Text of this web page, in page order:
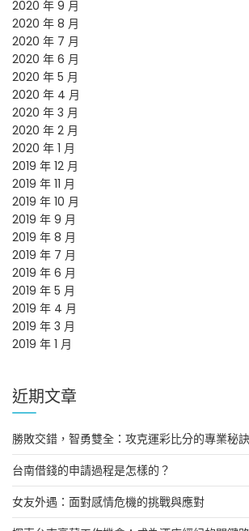
2020 年 9 月
2020 年 8 月
2020 年 7 月
2020 年 6 月
2020 年 5 月
2020 年 4 月
2020 年 3 月
2020 年 2 月
2020 年 1 月
2019 年 12 月
2019 年 11 月
2019 年 10 月
2019 年 9 月
2019 年 8 月
2019 年 7 月
2019 年 6 月
2019 年 5 月
2019 年 4 月
2019 年 3 月
2019 年 1 月
近期文章
勝敗交錯，智勇雙全：攻克運彩比分的專業秘訣
台南借錢的申請過程是怎樣的？
女友外遇：面對感情危機的挑戰與應對